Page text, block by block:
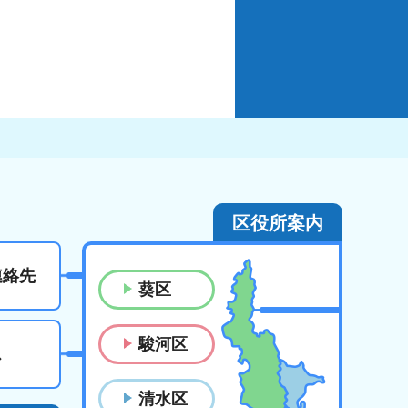
先
区役所案内
葵区
駿河区
清水区